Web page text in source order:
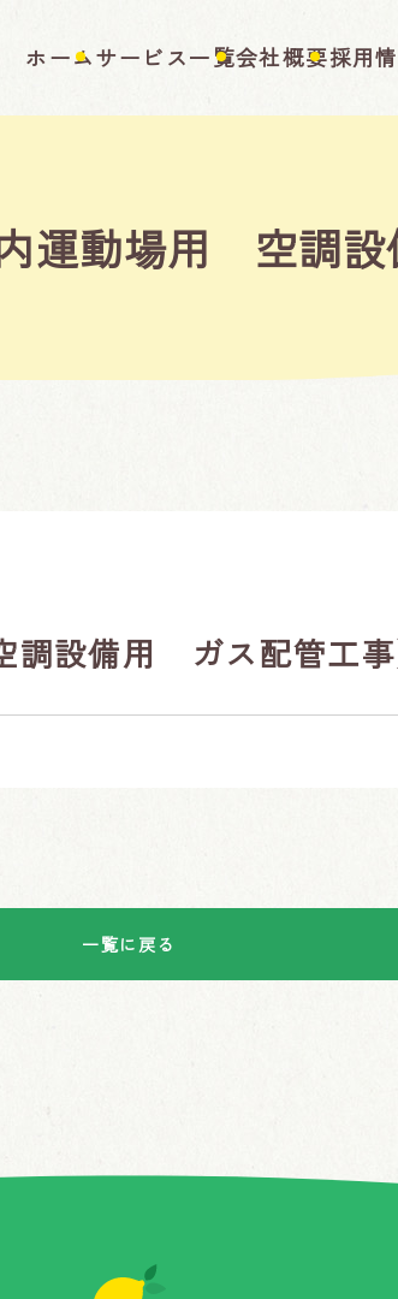
ホームサービス一覧会社概要採用
運動場用 空調
設備用 ガス配管工
一覧に戻る